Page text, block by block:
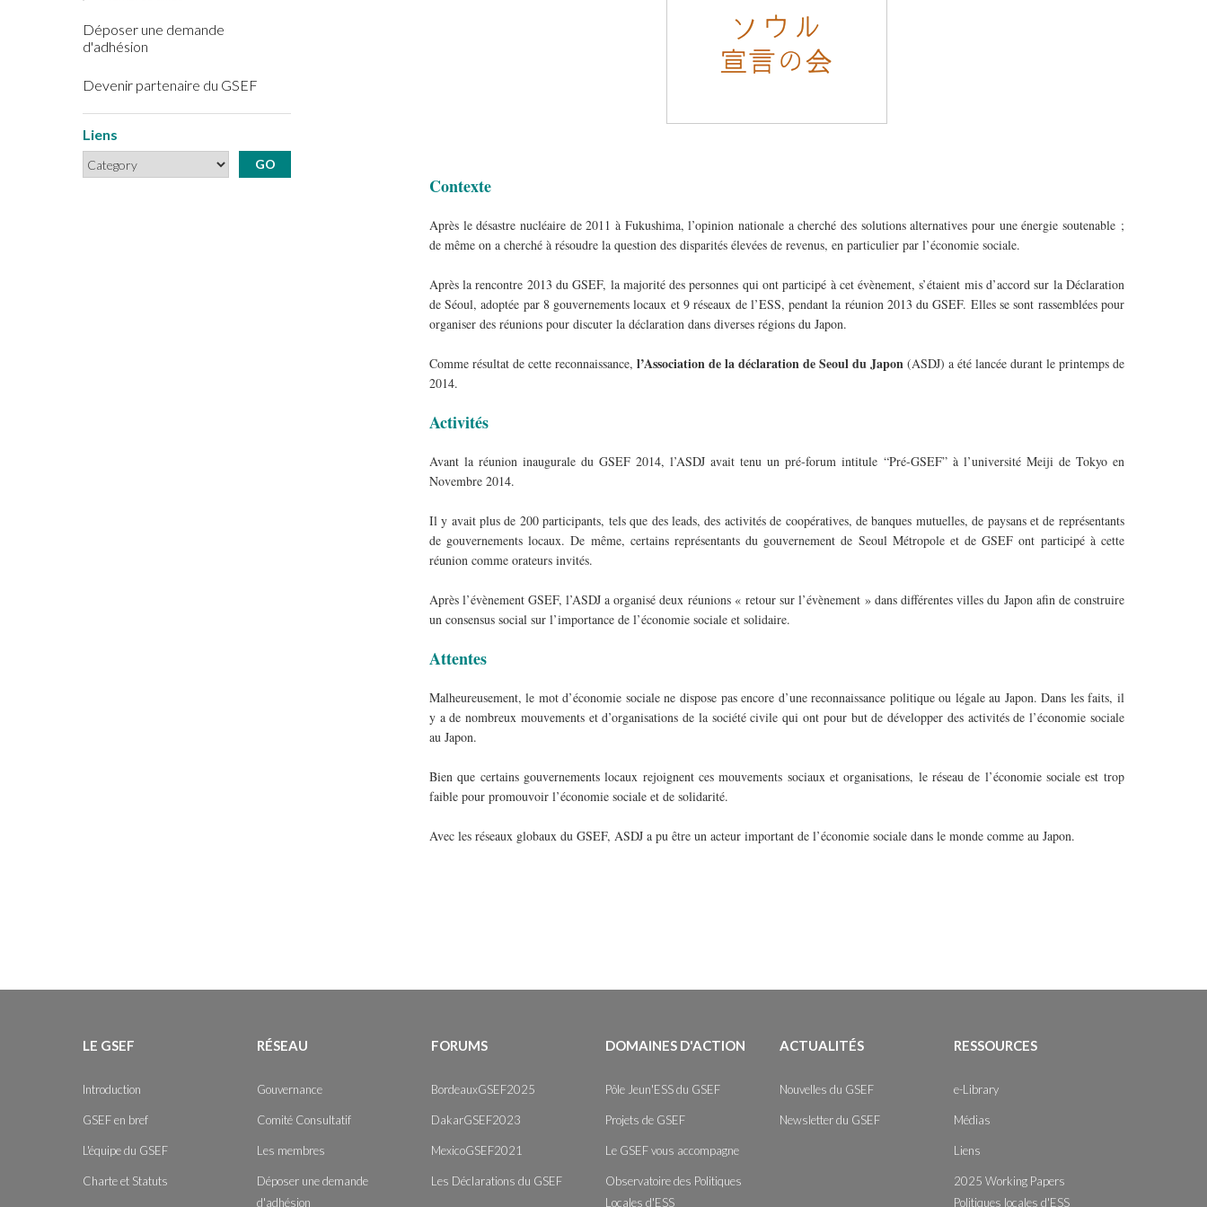
Déposer une demande
d'adhésion
Devenir partenaire du GSEF
Liens
Contexte
Après le désastre nucléaire de 2011 à Fukushima, l’opinion nationale a cherché des solutions alternatives pour une énergie soutenable ;
de même on a cherché à résoudre la question des disparités élevées de revenus, en particulier par l’économie sociale.
Après la rencontre 2013 du GSEF, la majorité des personnes qui ont participé à cet évènement, s’étaient mis d’accord sur la Déclaration
de Séoul, adoptée par 8 gouvernements locaux et 9 réseaux de l’ESS, pendant la réunion 2013 du GSEF. Elles se sont rassemblées pour
organiser des réunions pour discuter la déclaration dans diverses régions du Japon.
Comme résultat de cette reconnaissance, l’Association de la déclaration de Seoul du Japon(ASDJ) a été lancée durant le printemps de
2014.
Activités
Avant la réunion inaugurale du GSEF 2014, l’ASDJ avait tenu un pré-forum intitule “Pré-GSEF” à l’université Meiji de Tokyo en
Novembre 2014.
Il y avait plus de 200 participants, tels que des leads, des activités de coopératives, de banques mutuelles, de paysans et de représentants
de gouvernements locaux. De même, certains représentants du gouvernement de Seoul Métropole et de GSEF ont participé à cette
réunion comme orateurs invités.
Après l’évènement GSEF, l’ASDJ a organisé deux réunions « retour sur l’évènement » dans différentes villes du Japon afin de construire
un consensus social sur l’importance de l’économie sociale et solidaire.
Attentes
Malheureusement, le mot d’économie sociale ne dispose pas encore d’une reconnaissance politique ou légale au Japon. Dans les faits, il
y a de nombreux mouvements et d’organisations de la société civile qui ont pour but de développer des activités de l’économie sociale
au Japon.
Bien que certains gouvernements locaux rejoignent ces mouvements sociaux et organisations, le réseau de l’économie sociale est trop
faible pour promouvoir l’économie sociale et de solidarité.
Avec les réseaux globaux du GSEF, ASDJ a pu être un acteur important de l’économie sociale dans le monde comme au Japon.
LE GSEF
Introduction
GSEF en bref
L'équipe du GSEF
Charte et Statuts
RÉSEAU
Gouvernance
Comité Consultatif
Les membres
Déposer une demande
d'adhésion
FORUMS
BordeauxGSEF2025
DakarGSEF2023
MexicoGSEF2021
Les Déclarations du GSEF
DOMAINES D'ACTION
Pôle Jeun'ESS du GSEF
Projets de GSEF
Le GSEF vous accompagne
Observatoire des Politiques
Locales d'ESS
ACTUALITÉS
Nouvelles du GSEF
Newsletter du GSEF
RESSOURCES
e-Library
Médias
Liens
2025 Working Papers
Politiques locales d'ESS